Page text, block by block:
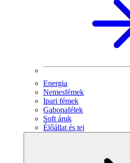
Energia
Nemesfémek
Ipari fémek
Gabonafélek
Soft áruk
Élőállat és tej